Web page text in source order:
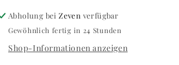
Abholung beiZeven verfügbar
Gewöhnlich fertig in 24 Stunden
Shop-Informationen anzeigen